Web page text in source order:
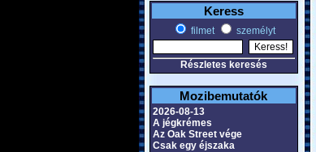
Keress
filmet személyt
Részletes keresés
Mozibemutatók
2026-08-13
A jégkrémes
Az Oak Street vége
Csak egy éjszaka